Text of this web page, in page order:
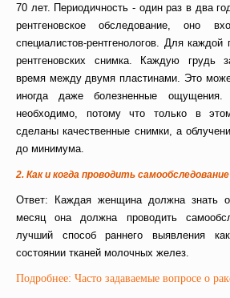
70 лет. Периодичность - один раз в два
рентгеновское обследование, оно
специалистов-рентгенологов. Для
рентгеновских снимка. Каждую грудь
время между двумя пластинами. Это
иногда даже болезненные ощущения.
необходимо, потому что только в
сделаны качественные снимки, а
до минимума.
2. Как и когда проводить
Ответ: Каждая женщина должна знать
месяц она должна проводить
лучший способ раннего выявления
состоянии тканей молочных желез.
Подробнее: Часто задаваемые вопросе о